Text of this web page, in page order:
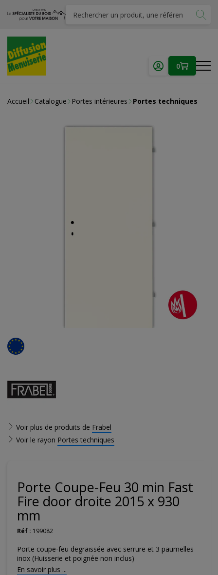
0
Accueil Catalogue Portes intérieures Portes techniques
Voir plus de produits de Frabel
Voir le rayon Portes techniques
Porte Coupe-Feu 30 min Fast
Fire door droite 2015 x 930
mm
Réf : 199082
Porte coupe-feu degraissée avec serrure et 3 paumelles
inox (Huisserie et poignée non inclus)
En savoir plus ...